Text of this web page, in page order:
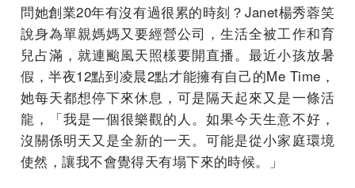
問她創業20年有沒有過很累的時刻？Janet楊秀蓉笑
說身為單親媽媽又要經營公司，生活全被工作和育
兒占滿，就連颱風天照樣要開直播。最近小孩放暑
假，半夜12點到凌晨2點才能擁有自己的Me Time，
她每天都想停下來休息，可是隔天起來又是一條活
龍，「我是一個很樂觀的人。如果今天生意不好，
沒關係明天又是全新的一天。可能是從小家庭環境
使然，讓我不會覺得天有塌下來的時候。」